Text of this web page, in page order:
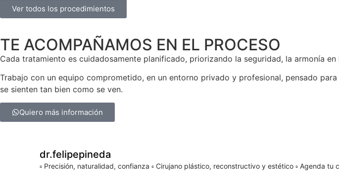
Ver todos los procedimientos
TE ACOMPAÑAMOS EN EL PROCESO
Cada tratamiento es cuidadosamente planificado, priorizando la seguridad, la armonía
Trabajo con un equipo comprometido, en un entorno privado y profesional, pensado
se sienten tan bien como se ven.
Quiero más información
dr.felipepineda
▫️ Precisión, naturalidad, confianza ▫️ Cirujano plástico, reconstructivo y estético ▫️ Agenda tu